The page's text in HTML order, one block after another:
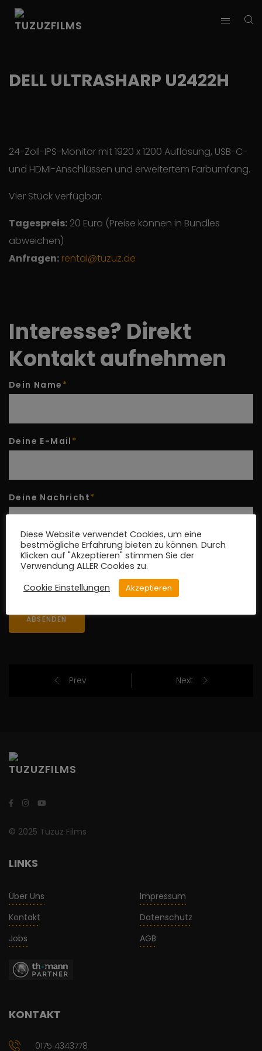
DELL ULTRASHARP U2422H
24-Zoll-IPS-Monitor mit 1920 x 1200 Auflösung, USB-C-
und HDMI-Anschlüssen und erweitertem Farbumfang.
Vier Stück verfügbar.
Tagespreis: 20 Euro (Preise können in Bundles
abweichen)
Anfragen: rental@tuzuz.de
Interesse? Direkt
Kontakt aufnehmen
Dein Name *
Deine E-Mail *
Deine Nachricht*
ABSENDEN
Prev Next
© 2025 Tuzuz Films
LINKS
Über Uns
Kontakt
Jobs
Impressum
Datenschutz
AGB
KONTAKT
0175 4343778
Diese Website verwendet Cookies, um eine
bestmögliche Erfahrung bieten zu können. Durch
Klicken auf "Akzeptieren" stimmen Sie der
Verwendung ALLER Cookies zu.
Cookie Einstellungen
Akzeptieren